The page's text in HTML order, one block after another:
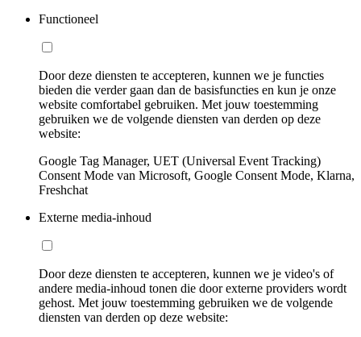
Functioneel
Door deze diensten te accepteren, kunnen we je functies
bieden die verder gaan dan de basisfuncties en kun je onze
website comfortabel gebruiken. Met jouw toestemming
gebruiken we de volgende diensten van derden op deze
website:
Google Tag Manager, UET (Universal Event Tracking)
Consent Mode van Microsoft, Google Consent Mode, Klarna,
Freshchat
Externe media-inhoud
Door deze diensten te accepteren, kunnen we je video's of
andere media-inhoud tonen die door externe providers wordt
gehost. Met jouw toestemming gebruiken we de volgende
diensten van derden op deze website: